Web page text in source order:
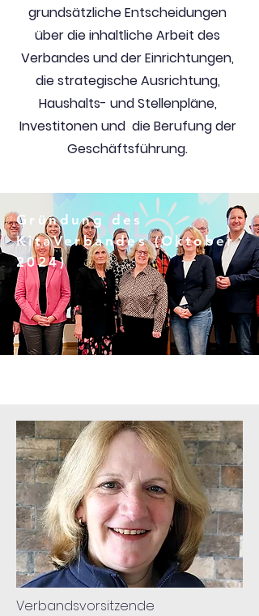
grundsätzliche Entscheidungen
über die inhaltliche Arbeit des
Verbandes und der Einrichtungen,
die strategische Ausrichtung,
Haushalts- und Stellenpläne,
Investitonen und die Berufung der
Geschäftsführung.
Gründung des
KitaVerbandes (Oktober
2024)
Verbandsvorsitz
Verbandsvorsitzende